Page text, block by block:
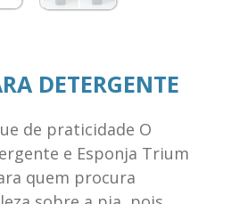
DETERGENTE
de praticidade O
e Esponja Trium
quem procura